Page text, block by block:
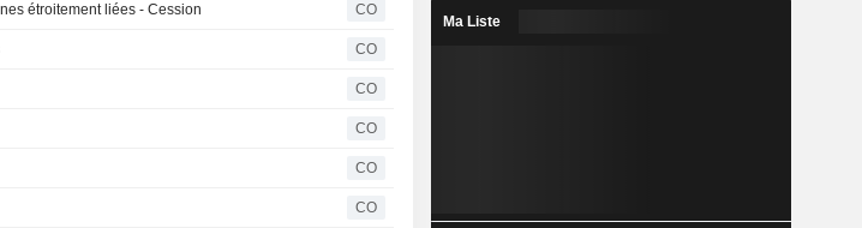
étroitement liées - Cession CO
CO
CO
CO
CO
CO
Ma Liste